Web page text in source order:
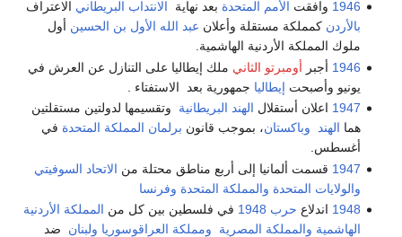
1946 وافقت الأمم المتحدة بعد نهاية الانتداب البريطاني الاعتراف
بالأردن كمملكة مستقلة وأعلان عبد الله الأول بن الحسين أول
ملوك المملكة الأردنية الهاشمية.
1946 أجبر أومبرتو الثاني ملك إيطاليا على التنازل عن العرش في
يونيو وأصبحت إيطاليا جمهورية بعد الاستفتاء .
1947 اعلان أستقلال الهند البريطانية وتقسيمها لدولتين مستقلتين
هما الهند وباكستان، بموجب قانون برلمان المملكة المتحدة في
أغسطس.
1947 قسمت ألمانيا إلى أربع مناطق محتلة من الاتحاد السوفيتي
والولايات المتحدة والمملكة المتحدة وفرنسا
1948 اندلاع حرب 1948 في فلسطين بين كل من المملكة الأردنية
الهاشمية والمملكة المصرية ومملكة العراقوسوريا ولبنان ضد